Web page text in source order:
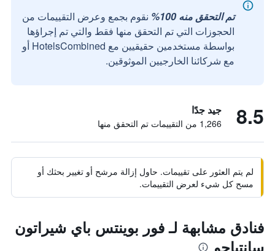
تم التحقق منه 100%
نقوم بجمع وعرض التقييمات من
الحجوزات التي تم التحقق منها فقط والتي تم إجراؤها
بواسطة مستخدمين حقيقيين مع HotelsCombined أو
مع شركائنا الخارجيين الموثوقين.
8.5 جيد جدًا
1,266 من التقييمات تم التحقق منها
لم يتم العثور على تقييمات. حاول إزالة مرشح أو تغيير بحثك أو
مسح كل شيء لعرض التقييمات.
فنادق مشابهة لـ فور بوينتس باي شيراتون
سانتياجو